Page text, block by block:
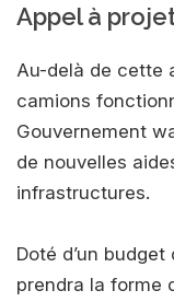
Appel à
Au-delà de cette
camions
Gouvernement
de nouvelles
infrastructures.
Doté d’un
prendra la forme